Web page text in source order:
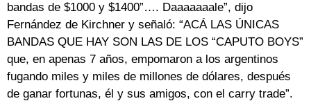
bandas de $1000 y $1400”…. Daaaaaaale”, dijo
Fernández de Kirchner y señaló: “ACÁ LAS ÚNICAS
BANDAS QUE HAY SON LAS DE LOS “CAPUTO BOYS”
que, en apenas 7 años, empomaron a los argentinos
fugando miles y miles de millones de dólares, después
de ganar fortunas, él y sus amigos, con el carry trade”.